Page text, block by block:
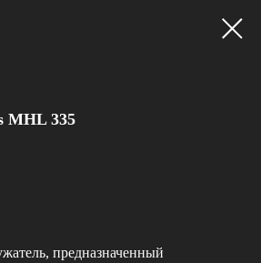
MHL 335
предназначенный